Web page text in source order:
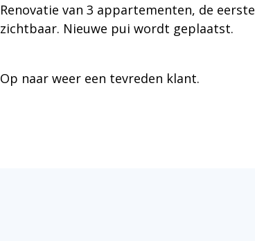
Renovatie van 3 appartementen, de
zichtbaar. Nieuwe pui wordt geplaatst.
Op naar weer een tevreden klant.